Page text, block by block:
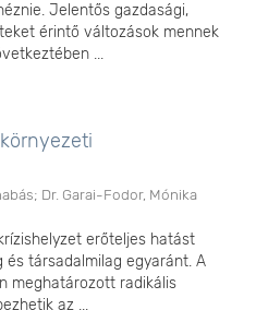
Jelentős gazdasági,
érintő változások mennek
...
; Dr. Garai-Fodor, Mónika
erőteljes hatást
és társadalmilag egyaránt. A
meghatározott radikális
az ...